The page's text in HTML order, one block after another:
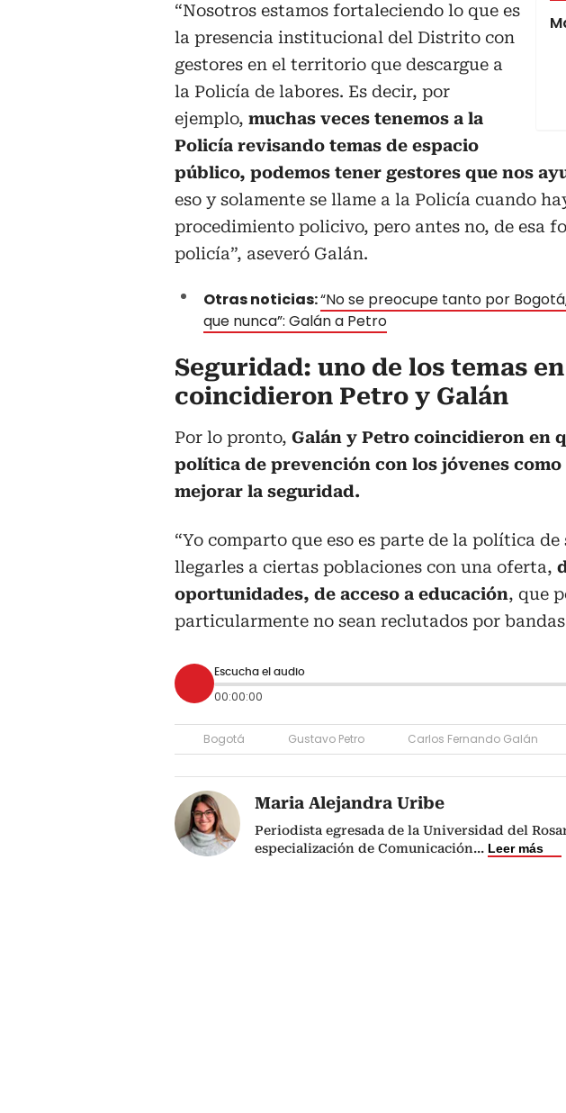
“Nosotros estamos fortaleciendo lo que es
la presencia institucional del Distrito con
gestores en el territorio que descargue a
la Policía de labores. Es decir, por
ejemplo, muchas veces tenemos a la
Policía revisando temas de espacio
público, podemos tener gestores que nos
eso y solamente se llame a la Policía cuando
procedimiento policivo, pero antes no, de esa
policía”, aseveró Galán.
Otras noticias:“No se preocupe tanto por
que nunca”: Galán a Petro
Seguridad: uno de los temas
coincidieron Petro y Galán
Por lo pronto, Galán y Petro coincidieron en
política de prevención con los jóvenes
mejorar la seguridad.
“Yo comparto que eso es parte de la política
llegarles a ciertas poblaciones con una oferta,
oportunidades, de acceso a educación, que
particularmente no sean reclutados por
Escucha el audio
00:00:00
Bogotá Gustavo Petro Carlos Fernando Galán
Maria Alejandra Uribe
Periodista egresada de la Universidad del
especialización de Comunicación... Leer más